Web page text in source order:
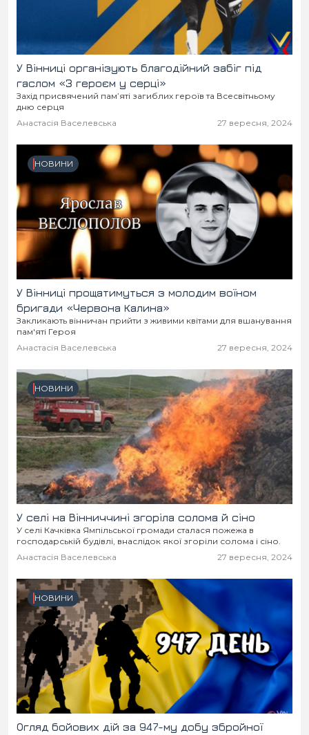
У Вінниці організують благодійний забіг під
гаслом «З героєм у серці»
Захід присвячений пам’яті загиблих героїв та Всесвітньому
дню серця
Анастасія Васелевська
27 вересня, 2024
НОВИНИ
У Вінниці прощатимуться з молодим воїном
бригади «Червона Калина»
Закликають вінничан прийти з живими квітами для вшанування
пам'яті Героя
Анастасія Васелевська
27 вересня, 2024
НОВИНИ
У селі на Вінниччині згоріла солома й сіно
У селі Качківка Ямпільської громади сталася пожежа в
господарській будівлі, внаслідок якої згоріли солома і сіно.
Анастасія Васелевська
27 вересня, 2024
НОВИНИ
Огляд бойових дій за 947-му добу збройної